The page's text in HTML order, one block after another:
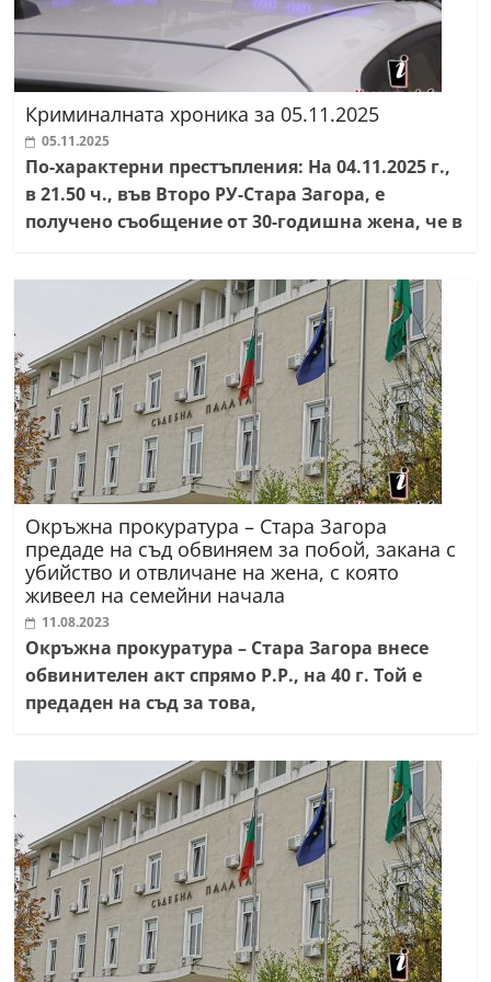
Криминалната хроника за 05.11.2025
05.11.2025
По-характерни престъпления: На 04.11.2025 г.,
в 21.50 ч., във Второ РУ-Стара Загора, е
получено съобщение от 30-годишна жена, че в
Окръжна прокуратура – Стара Загора
предаде на съд обвиняем за побой, закана с
убийство и отвличане на жена, с която
живеел на семейни начала
11.08.2023
Окръжна прокуратура – Стара Загора внесе
обвинителен акт спрямо Р.Р., на 40 г. Той е
предаден на съд за това,